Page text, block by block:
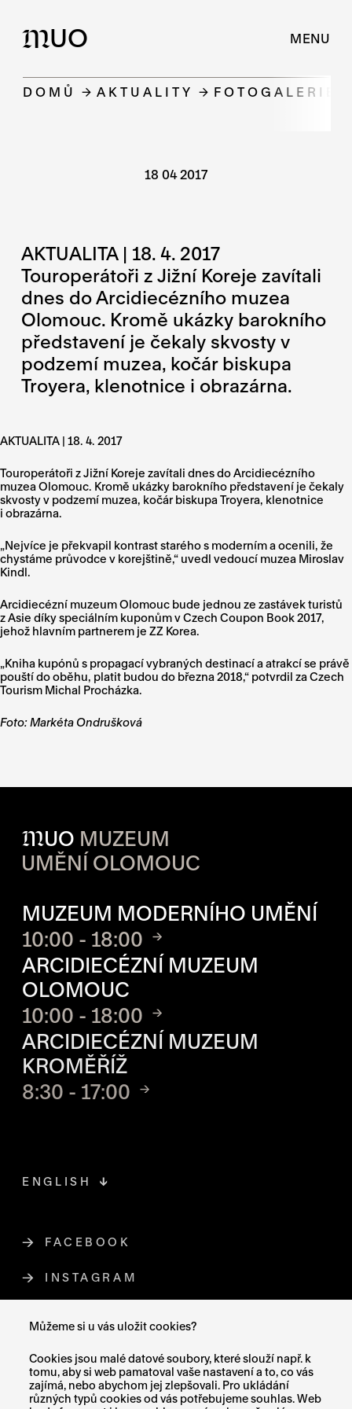
MUO MENU
Můžeme si u vás uložit cookies?
Cookies jsou malé datové soubory, které slouží např. k
tomu, aby si web pamatoval vaše nastavení a to, co vás
zajímá, nebo abychom jej zlepšovali. Pro ukládání
různých typů cookies od vás potřebujeme souhlas. Web
DOMŮ AKTUALITY
18 04 2017
AKTUALITA | 18. 4. 2017
Touroperátoři z Jižní Koreje zavítali
dnes do Arcidiecézního muzea
Olomouc. Kromě ukázky barokního
představení je čekaly skvosty v
podzemí muzea, kočár biskupa
Troyera, klenotnice i obrazárna.
AKTUALITA | 18. 4. 2017
Touroperátoři z Jižní Koreje zavítali dnes do Arcidiecézního
muzea Olomouc. Kromě ukázky barokního představení je čekaly
skvosty v podzemí muzea, kočár biskupa Troyera, klenotnice
i obrazárna.
„Nejvíce je překvapil kontrast starého s moderním a ocenili, že
chystáme průvodce v korejštině,“ uvedl vedoucí muzea Miroslav
Kindl.
Arcidiecézní muzeum Olomouc bude jednou ze zastávek turistů
z Asie díky speciálním kuponům v Czech Coupon Book 2017,
jehož hlavním partnerem je ZZ Korea.
„Kniha kupónů s propagací vybraných destinací a atrakcí se právě
pouští do oběhu, platit budou do března 2018,“ potvrdil za Czech
Tourism Michal Procházka.
Foto: Markéta Ondrušková
MUO MUZEUM
UMĚNÍ OLOMOUC
MUZEUM MODERNÍHO UMĚNÍ
10:00 - 18:00
ARCIDIECÉZNÍ MUZEUM
OLOMOUC
10:00 - 18:00
ARCIDIECÉZNÍ MUZEUM
KROMĚŘÍŽ
8:30 - 17:00
FACEBOOKODKAZ SE OTEVŘE NA NOVÉ
INSTAGRAMODKAZ SE OTEVŘE NA NOVÉ
ENGLISH